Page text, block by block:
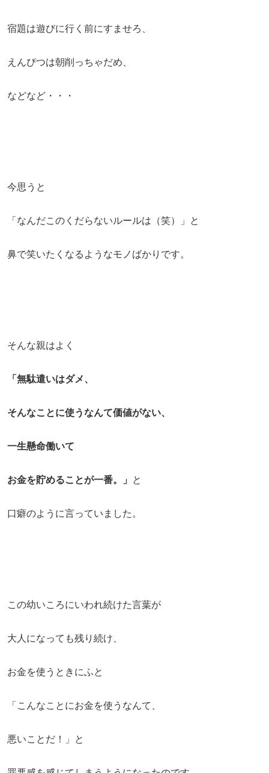
宿題は遊びに行く前にすませろ、
えんぴつは朝削っちゃだめ、
などなど・・・
今思うと
「なんだこのくだらないルールは（笑）」と
鼻で笑いたくなるようなモノばかりです。
そんな親はよく
「無駄遣いはダメ、
そんなことに使うなんて価値がない、
一生懸命働いて
お金を貯めることが一番。」 と
口癖のように言っていました。
この幼いころにいわれ続けた言葉が
大人になっても残り続け、
お金を使うときにふと
「こんなことにお金を使うなんて、
悪いことだ！」と